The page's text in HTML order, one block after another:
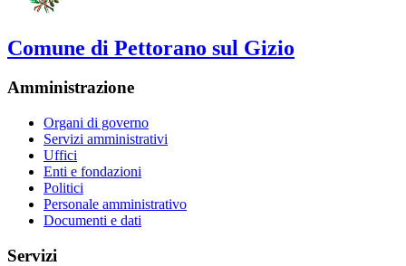
Comune di Pettorano sul Gizio
Amministrazione
Organi di governo
Servizi amministrativi
Uffici
Enti e fondazioni
Politici
Personale amministrativo
Documenti e dati
Servizi